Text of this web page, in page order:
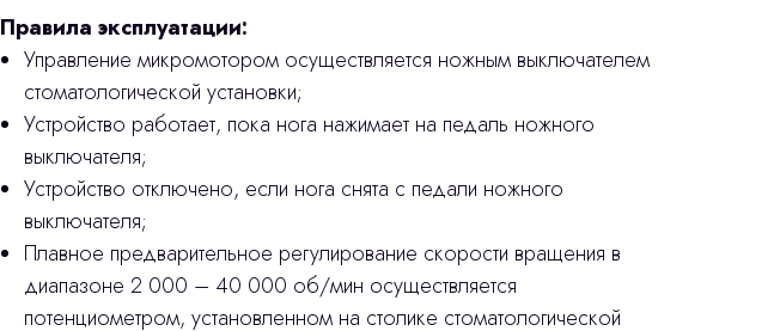
Правила эксплуатации:
Управление микромотором осуществляется ножным выключателем
стоматологической установки;
Устройство работает, пока нога нажимает на педаль ножного
выключателя;
Устройство отключено, если нога снята с педали ножного
выключателя;
Плавное предварительное регулирование скорости вращения в
диапазоне 2 000 – 40 000 об/мин осуществляется
потенциометром, установленном на столике стоматологической